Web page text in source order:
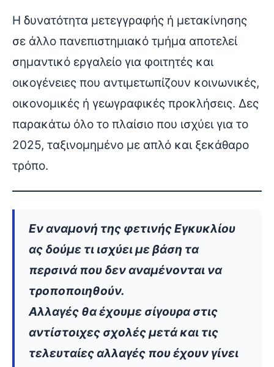
Η δυνατότητα μετεγγραφής ή μετακίνησης
σε άλλο πανεπιστημιακό τμήμα αποτελεί
σημαντικό εργαλείο για φοιτητές και
οικογένειες που αντιμετωπίζουν κοινωνικές,
οικονομικές ή γεωγραφικές προκλήσεις. Δες
παρακάτω όλο το πλαίσιο που ισχύει για το
2025, ταξινομημένο με απλό και ξεκάθαρο
τρόπο.
Εν αναμονή της φετινής Εγκυκλίου
ας δούμε τι ισχύει με βάση τα
περσινά που δεν αναμένονται να
τροποποιηθούν.
Αλλαγές θα έχουμε σίγουρα στις
αντίστοιχες σχολές μετά και τις
τελευταίες αλλαγές που έχουν γίνει